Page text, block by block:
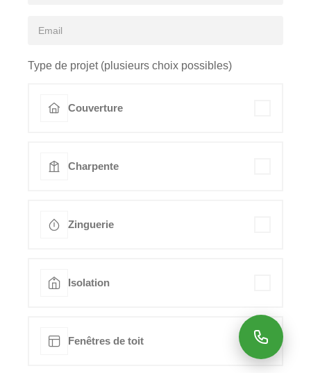
Type de projet (plusieurs choix possibles)
Couverture
Charpente
Zinguerie
Isolation
Fenêtres de toit